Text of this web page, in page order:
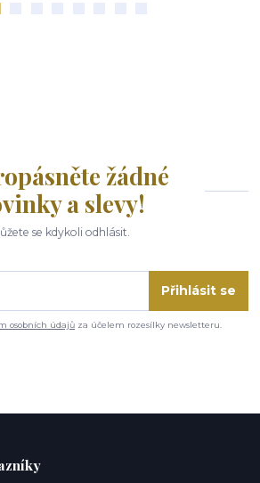
žádné
a slevy!
se kdykoli odhlásit.
Přihlásit se
osobních údajů za účelem rozesílky newsletteru.